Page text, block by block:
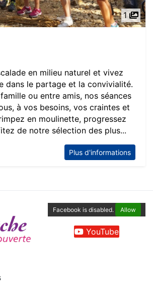
1
en milieu naturel et vivez
dans le partage et la convivialité.
ou entre amis, nos séances
à vos besoins, vos craintes et
en moulinette, progressez
de notre sélection des plus...
Plus d'informations
Facebook is disabled. Allow
YouTube